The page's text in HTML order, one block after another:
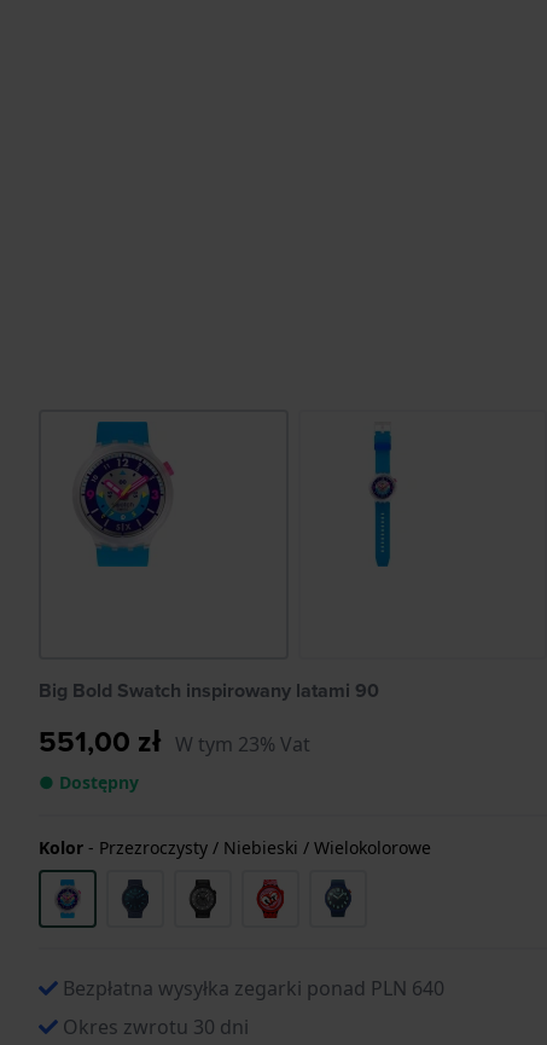
Big Bold Swatch inspirowany latami 90
551,00 zł W tym 23% Vat
● Dostępny
Kolor - Przezroczysty / Niebieski / Wielokolorowe
Bezpłatna wysyłka zegarki ponad PLN 640
Okres zwrotu 30 dni